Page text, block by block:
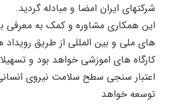
شرکتهای ایران امضا و مبادله گردید.
این همکاری مشاوره و کمک به معرفی
های ملی و بین المللی از طریق رویداد
کارگاه های اموزشی خواهد بود و
اعتبار سنجی سطح سلامت نیروی انسانی
توسعه خواهد